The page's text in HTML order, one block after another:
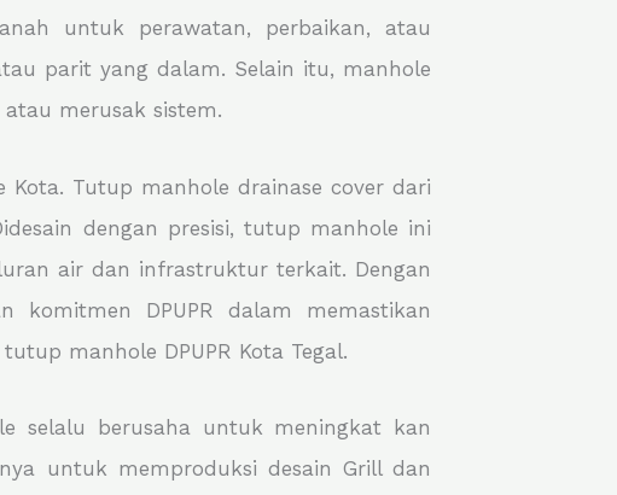
untuk perawatan, perbaikan, atau
parit yang dalam. Selain itu, manhole
merusak sistem.
Tutup manhole drainase cover dari
dengan presisi, tutup manhole ini
air dan infrastruktur terkait. Dengan
komitmen DPUPR dalam memastikan
manhole DPUPR Kota Tegal.
selalu berusaha untuk meningkat kan
untuk memproduksi desain Grill dan